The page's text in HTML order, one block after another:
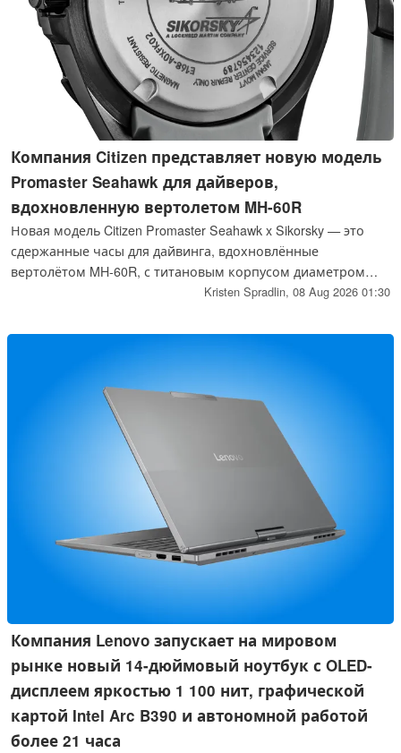
Компания Citizen представляет новую модель
Promaster Seahawk для дайверов,
вдохновленную вертолетом MH-60R
Новая модель Citizen Promaster Seahawk x Sikorsky — это
сдержанные часы для дайвинга, вдохновлённые
вертолётом MH-60R, с титановым корпусом диаметром
43,5 мм, механизмом Eco-Drive и водонепроницаемостью
часы специальной серии, стоимость которых составляет
Kristen Spradlin, 08 Aug 2026 01:30
Компания Lenovo запускает на мировом
рынке новый 14-дюймовый ноутбук с OLED-
дисплеем яркостью 1 100 нит, графической
картой Intel Arc B390 и автономной работой
более 21 часа